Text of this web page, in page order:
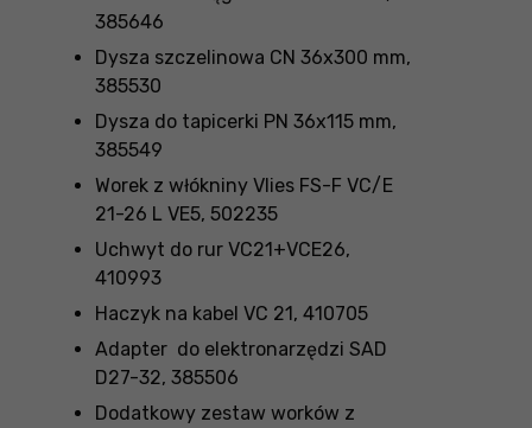
385646
Dysza szczelinowa CN 36x300 mm,
385530
Dysza do tapicerki PN 36x115 mm,
385549
Worek z włókniny Vlies FS-F VC/E
21-26 L VE5, 502235
Uchwyt do rur VC21+VCE26,
410993
Haczyk na kabel VC 21, 410705
Adapter do elektronarzędzi SAD
D27-32, 385506
Dodatkowy zestaw worków z